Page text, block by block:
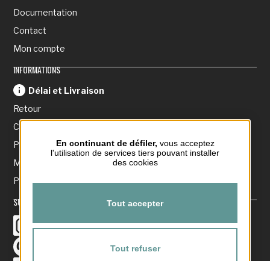
Documentation
Contact
Mon compte
INFORMATIONS
Délai et Livraison
Retour
CGV Internet
Politique de confidentialité
Mentions Légales
Plan du site
SUIVEZ-NOUS
Instagram Instagram
Pinterest
En continuant de défiler, vous acceptez
l'utilisation de services tiers pouvant installer
des cookies
Tout accepter
Tout refuser